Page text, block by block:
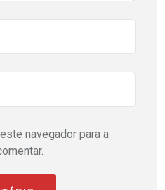
navegador para a